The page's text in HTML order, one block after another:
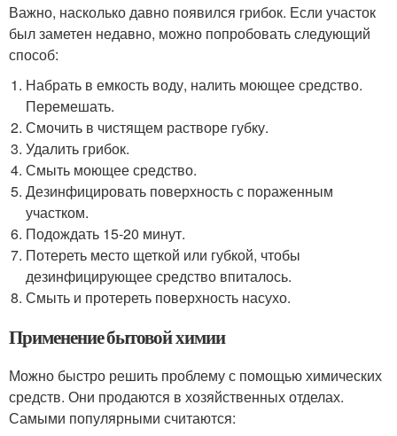
Важно, насколько давно появился грибок. Если участок
был заметен недавно, можно попробовать следующий
способ:
Набрать в емкость воду, налить моющее средство.
Перемешать.
Смочить в чистящем растворе губку.
Удалить грибок.
Смыть моющее средство.
Дезинфицировать поверхность с пораженным
участком.
Подождать 15-20 минут.
Потереть место щеткой или губкой, чтобы
дезинфицирующее средство впиталось.
Смыть и протереть поверхность насухо.
Применение бытовой химии
Можно быстро решить проблему с помощью химических
средств. Они продаются в хозяйственных отделах.
Самыми популярными считаются: